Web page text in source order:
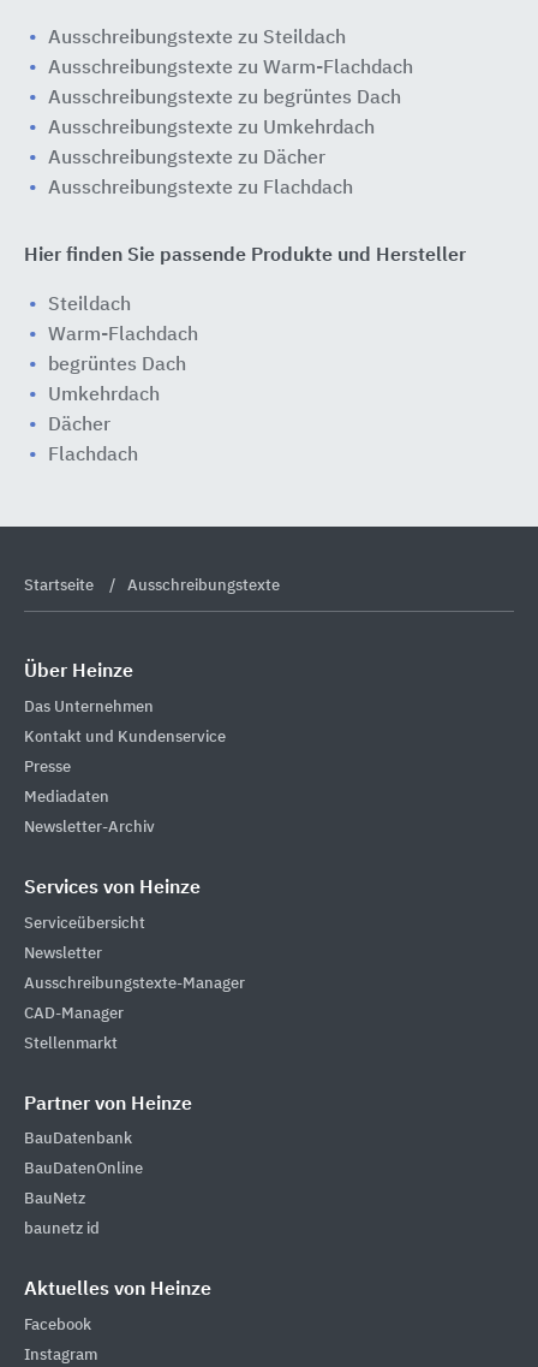
Ausschreibungstexte zu Steildach
Ausschreibungstexte zu Warm-Flachdach
Ausschreibungstexte zu begrüntes Dach
Ausschreibungstexte zu Umkehrdach
Ausschreibungstexte zu Dächer
Ausschreibungstexte zu Flachdach
Hier finden Sie passende Produkte und Hersteller
Steildach
Warm-Flachdach
begrüntes Dach
Umkehrdach
Dächer
Flachdach
Startseite Ausschreibungstexte
Über Heinze
Das Unternehmen
Kontakt und Kundenservice
Presse
Mediadaten
Newsletter-Archiv
Services von Heinze
Serviceübersicht
Newsletter
Ausschreibungstexte-Manager
CAD-Manager
Stellenmarkt
Partner von Heinze
BauDatenbank
BauDatenOnline
BauNetz
baunetz id
Aktuelles von Heinze
Facebook
Instagram